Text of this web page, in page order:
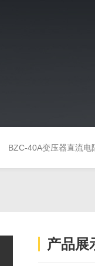
BZC-40A变压器直流电
产品展